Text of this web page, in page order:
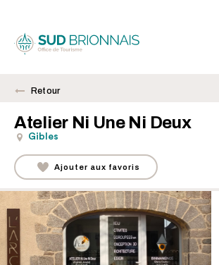
Retour
Atelier Ni Une Ni Deux
Gibles
Ajouter aux favoris